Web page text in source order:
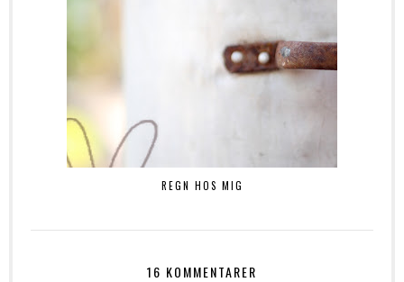
REGN HOS MIG
16 KOMMENTARER